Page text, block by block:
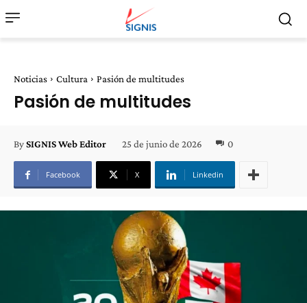
Noticias Cultura Pasión de multitudes
Pasión de multitudes
BySIGNIS Web Editor 25 de junio de 2026 0
Facebook X Linkedin